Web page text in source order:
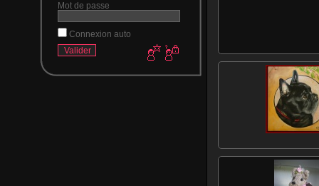
Mot de passe
Connexion auto